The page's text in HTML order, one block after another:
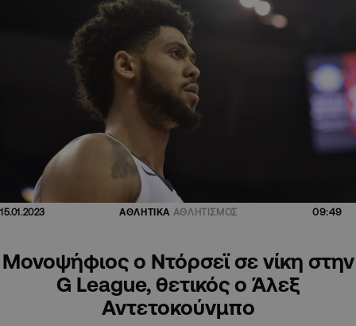
15.01.2023 ΑΘΛΗΤΙΚΑ ΑΘΛΗΤΙΣΜΟΣ 09:49
Μονοψήφιος ο Ντόρσεϊ σε νίκη στην
G League, θετικός ο Άλεξ
Αντετοκούνμπο